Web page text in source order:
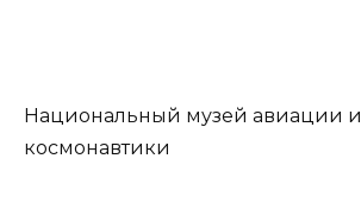
Национальный музей авиации и
космонавтики